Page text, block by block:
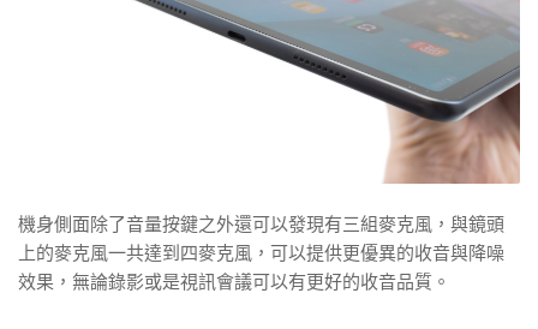
機身側面除了音量按鍵之外還可以發現有三組麥克風，與鏡頭
上的麥克風一共達到四麥克風，可以提供更優異的收音與降噪
效果，無論錄影或是視訊會議可以有更好的收音品質。